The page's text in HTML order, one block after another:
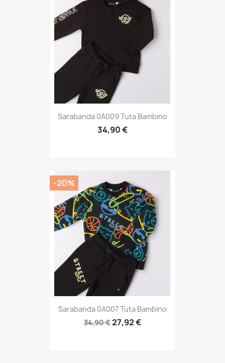
Sarabanda 0A009 Tuta Bambino
34,90 €
Sarabanda 0A007 Tuta Bambino
34,90 €27,92 €
-20%